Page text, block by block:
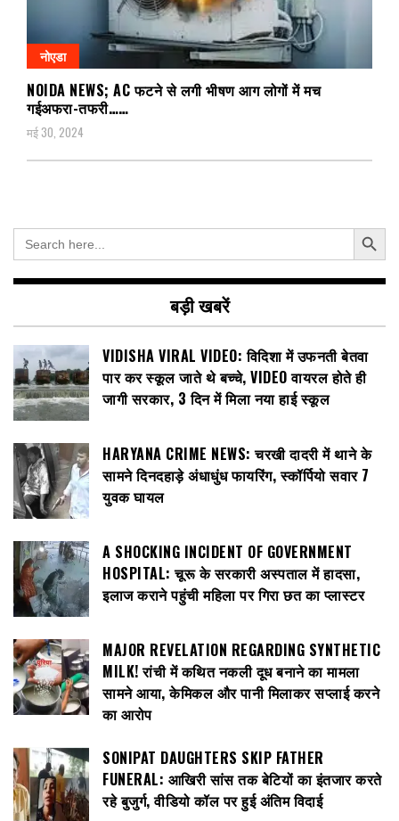
नोएडा
NOIDA NEWS; AC फटने से लगी भीषण आग लोगों में मच
गईअफरा-तफरी……
मई 30, 2024
Search
for:
Search Button
बड़ी खबरें
VIDISHA VIRAL VIDEO: विदिशा में उफनती बेतवा
पार कर स्कूल जाते थे बच्चे, VIDEO वायरल होते ही
जागी सरकार, 3 दिन में मिला नया हाई स्कूल
HARYANA CRIME NEWS: चरखी दादरी में थाने के
सामने दिनदहाड़े अंधाधुंध फायरिंग, स्कॉर्पियो सवार 7
युवक घायल
A SHOCKING INCIDENT OF GOVERNMENT
HOSPITAL: चूरू के सरकारी अस्पताल में हादसा,
इलाज कराने पहुंची महिला पर गिरा छत का प्लास्टर
MAJOR REVELATION REGARDING SYNTHETIC
MILK! रांची में कथित नकली दूध बनाने का मामला
सामने आया, केमिकल और पानी मिलाकर सप्लाई करने
का आरोप
SONIPAT DAUGHTERS SKIP FATHER
FUNERAL: आखिरी सांस तक बेटियों का इंतजार करते
रहे बुजुर्ग, वीडियो कॉल पर हुई अंतिम विदाई